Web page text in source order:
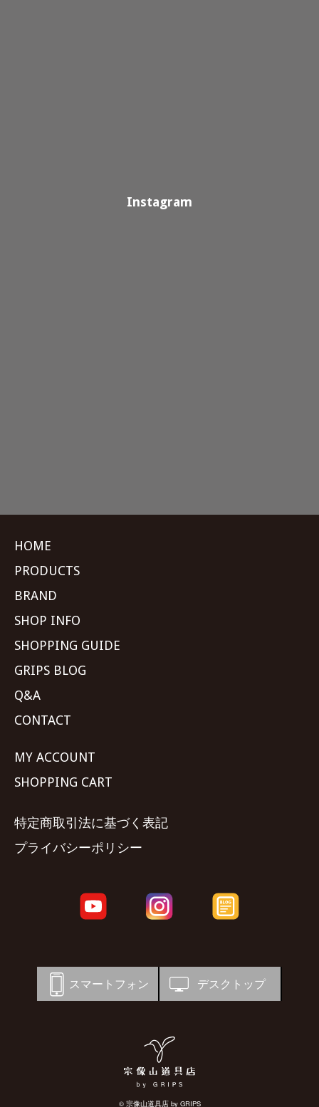
Instagram
HOME
PRODUCTS
BRAND
SHOP INFO
SHOPPING GUIDE
GRIPS BLOG
Q&A
CONTACT
MY ACCOUNT
SHOPPING CART
特定商取引法に基づく表記
プライバシーポリシー
スマートフォン デスクトップ
© 宗像山道具店 by GRIPS